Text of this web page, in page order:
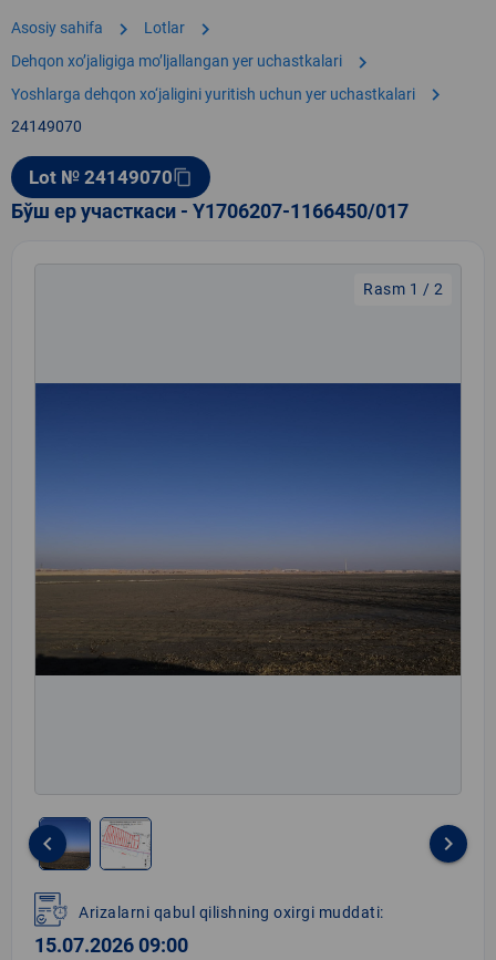
Asosiy sahifa chevron_right Lotlar chevron_right
Dehqon xoʼjaligiga moʼljallangan yer uchastkalari chevron_right
Yoshlarga dehqon xo‘jaligini yuritish uchun yer uchastkalari chevron_right
24149070
Lot № 24149070content_copy
Бўш ер участкаси - Y1706207-1166450/017
Rasm 1 / 2
1
of
2
keyboard_arrow_left keyboard_arrow_right
Arizalarni qabul qilishning oxirgi muddati:
15.07.2026 09:00